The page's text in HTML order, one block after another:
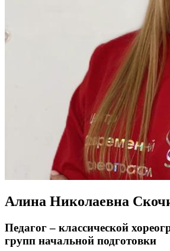
Алина Николаевна
Педагог – классической
групп начальной подготовки